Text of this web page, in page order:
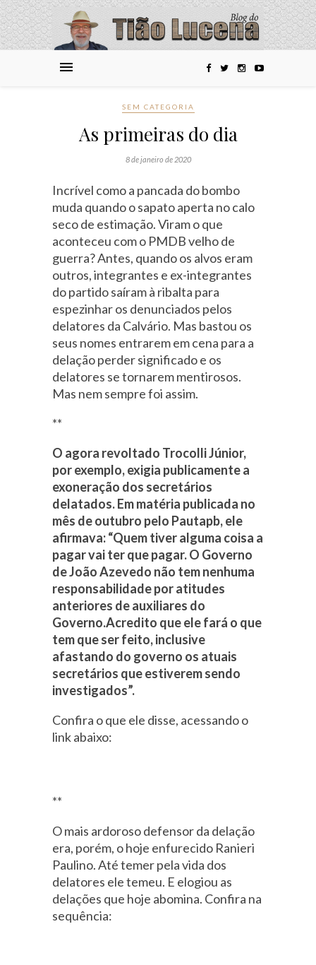
SEM CATEGORIA
As primeiras do dia
8 de janeiro de 2020
Incrível como a pancada do bombo
muda quando o sapato aperta no calo
seco de estimação. Viram o que
aconteceu com o PMDB velho de
guerra? Antes, quando os alvos eram
outros, integrantes e ex-integrantes
do partido saíram à ribalta para
espezinhar os denunciados pelos
delatores da Calvário. Mas bastou os
seus nomes entrarem em cena para a
delação perder significado e os
delatores se tornarem mentirosos.
Mas nem sempre foi assim.
**
O agora revoltado Trocolli Júnior,
por exemplo, exigia publicamente a
exoneração dos secretários
delatados. Em matéria publicada no
mês de outubro pelo Pautapb, ele
afirmava: “Quem tiver alguma coisa a
pagar vai ter que pagar. O Governo
de João Azevedo não tem nenhuma
responsabilidade por atitudes
anteriores de auxiliares do
Governo.Acredito que ele fará o que
tem que ser feito, inclusive
afastando do governo os atuais
secretários que estiverem sendo
investigados”.
Confira o que ele disse, acessando o
link abaixo:
**
O mais ardoroso defensor da delação
era, porém, o hoje enfurecido Ranieri
Paulino. Até temer pela vida dos
delatores ele temeu. E elogiou as
delações que hoje abomina. Confira na
sequência: